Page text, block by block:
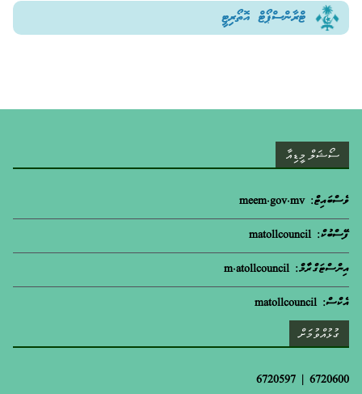
ޓްރާންސްޕޯޓް އޮތޯރިޓީ
ސޯޝަލް މީޑިއާ
ވެސްބައިޓް: meem.gov.mv
ފޭސްބުކް: matollcouncil
އިންސްޓަގްރާމް: m.atollcouncil
އެކްސް: matollcouncil
ގުޅުއްވުމަށް
6720600 | 6720597